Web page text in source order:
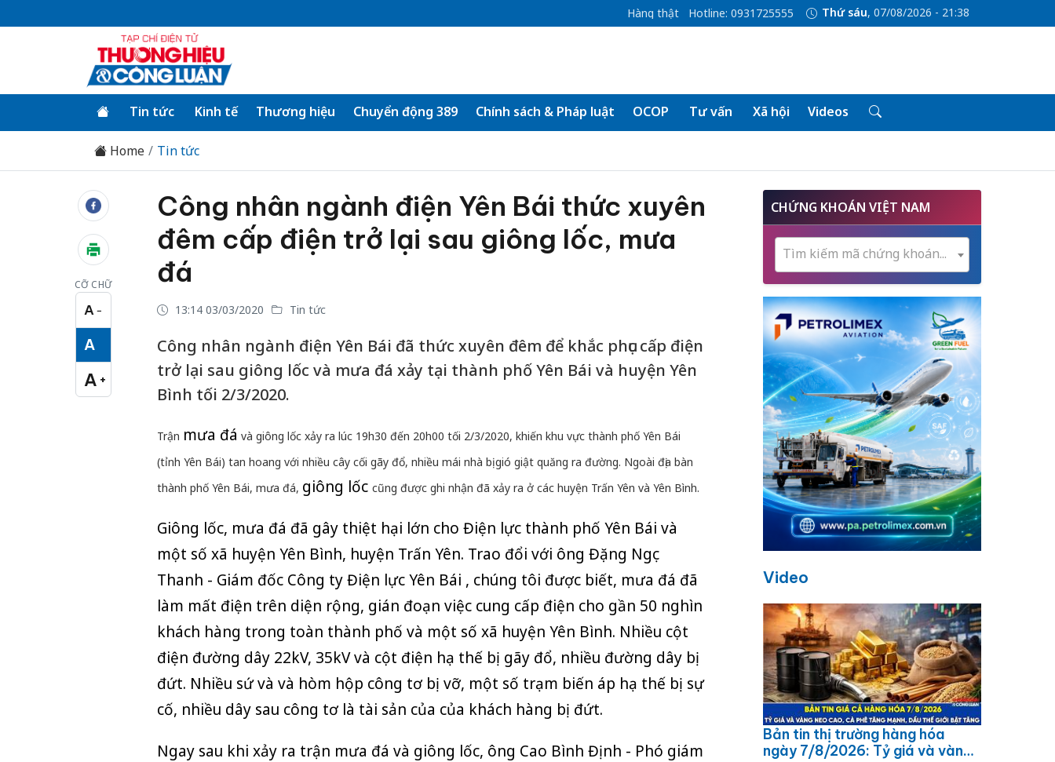
Hàng thật Hotline: 0931725555 Thứ sáu, 07/08/2026 - 21:38
Tin tức Kinh tế Thương hiệu Chuyển động 389 Chính sách & Pháp luật OCOP Tư vấn Xã hội Videos
Home Tin tức
CỠ CHỮ
A −
Cỡ chữ nhỏ
A
Cỡ chữ vừa
A +
Cỡ chữ lớn
Công nhân ngành điện Yên Bái thức xuyên
đêm cấp điện trở lại sau giông lốc, mưa
đá
13:14 03/03/2020 Tin tức
Công nhân ngành điện Yên Bái đã thức xuyên đêm để khắc phục cấp điện
trở lại sau giông lốc và mưa đá xảy tại thành phố Yên Bái và huyện Yên
Bình tối 2/3/2020.
Trận mưa đá và giông lốc xảy ra lúc 19h30 đến 20h00 tối 2/3/2020, khiến khu vực thành phố Yên Bái
(tỉnh Yên Bái) tan hoang với nhiều cây cối gãy đổ, nhiều mái nhà bị gió giật quăng ra đường. Ngoài địa bàn
thành phố Yên Bái, mưa đá, giông lốc cũng được ghi nhận đã xảy ra ở các huyện Trấn Yên và Yên Bình.
Giông lốc, mưa đá đã gây thiệt hại lớn cho Điện lực thành phố Yên Bái và
một số xã huyện Yên Bình, huyện Trấn Yên. Trao đổi với ông Đặng Ngọc
Thanh - Giám đốc Công ty Điện lực Yên Bái , chúng tôi được biết, mưa đá đã
làm mất điện trên diện rộng, gián đoạn việc cung cấp điện cho gần 50 nghìn
khách hàng trong toàn thành phố và một số xã huyện Yên Bình. Nhiều cột
điện đường dây 22kV, 35kV và cột điện hạ thế bị gãy đổ, nhiều đường dây bị
đứt. Nhiều sứ và và hòm hộp công tơ bị vỡ, một số trạm biến áp hạ thế bị sự
cố, nhiều dây sau công tơ là tài sản của của khách hàng bị đứt.
Ngay sau khi xảy ra trận mưa đá và giông lốc, ông Cao Bình Định - Phó giám
CHỨNG KHOÁN VIỆT NAM
Tìm kiếm mã chứng khoán...
Video
Bản tin thị trường hàng hóa
ngày 7/8/2026: Tỷ giá và vàng